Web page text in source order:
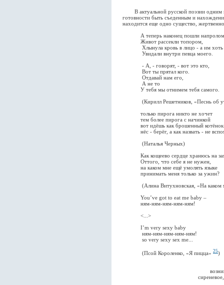
В актуальной русской поэзии одним
готовности быть съеденным и
находится еще одно существо,
А теперь наконец пошли
Живот рассекли топором,
Хлынула кровь в лицо - а им хоть
Увидали внутри певца моего.
- А, - говорят, - вот это кто,
Вот ты прятал кого.
Отдавай нам его,
А не то
У тебя мы отнимем тебя самого.
(Кирилл Решетников, «Песнь об
только пирога никто не хочет
тем более пирога с начинкой
вот идёшь как брошенный котёнок
нёс - берёг, а как назвать - не
(Наталья Черных)
Как кощеево сердце хранюсь на
Оттого, что себе я не нужен,
на каком мне ещё умолять языке
принимать меня только за ужин?
(Алина Витухновская, «На каком
You’ve got to eat me baby –
ням-ням-ням-ням-ням!
<...>
I’m very sexy baby
ням-ням-ням-ням-ням!
so very sexy sex me...
(Псой Короленко, «Я пицца» 25)